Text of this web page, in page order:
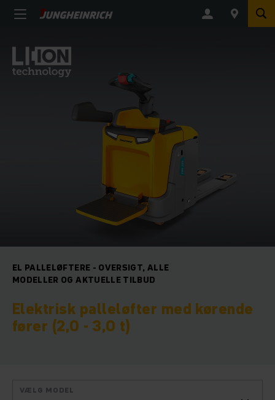
EL PALLELØFTERE - OVERSIGT, ALLE
MODELLER OG AKTUELLE TILBUD
Elektrisk palleløfter med kørende
fører (2,0 - 3,0 t)
VÆLG MODEL